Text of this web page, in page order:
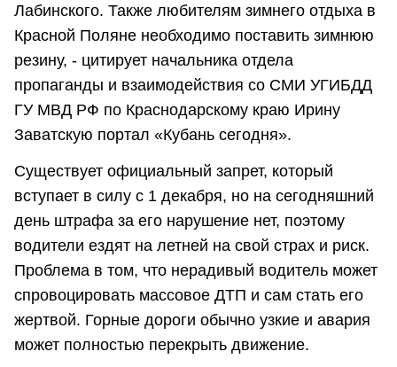
Лабинского. Также любителям зимнего отдыха в
Красной Поляне необходимо поставить зимнюю
резину, - цитирует начальника отдела
пропаганды и взаимодействия со СМИ УГИБДД
ГУ МВД РФ по Краснодарскому краю Ирину
Заватскую портал «Кубань сегодня».
Существует официальный запрет, который
вступает в силу с 1 декабря, но на сегодняшний
день штрафа за его нарушение нет, поэтому
водители ездят на летней на свой страх и риск.
Проблема в том, что нерадивый водитель может
спровоцировать массовое ДТП и сам стать его
жертвой. Горные дороги обычно узкие и авария
может полностью перекрыть движение.